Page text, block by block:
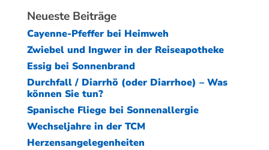
Neueste Beiträge
Cayenne-Pfeffer bei Heimweh
Zwiebel und Ingwer in der Reiseapotheke
Essig bei Sonnenbrand
Durchfall / Diarrhö (oder Diarrhoe) – Was
können Sie tun?
Spanische Fliege bei Sonnenallergie
Wechseljahre in der TCM
Herzensangelegenheiten